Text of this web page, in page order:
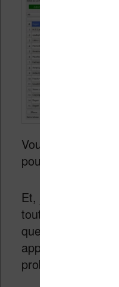
Vous pouvez
pour observer le
Et, je trouve le
tout cas, c’est
quelques
approximatif, on
problème.